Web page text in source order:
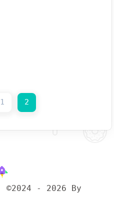
1 2
©2024 - 2026 By